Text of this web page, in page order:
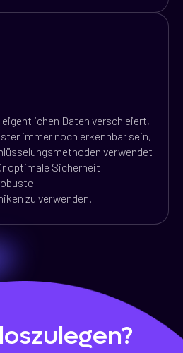
Daten verschleiert,
immer noch erkennbar sein,
verwendet
optimale Sicherheit
zu verwenden.